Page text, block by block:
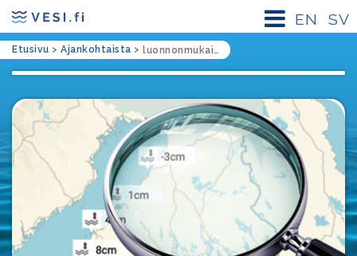
SV
EN
Etusivu > Ajankohtaista > luonnonmukainen vesienhallinta